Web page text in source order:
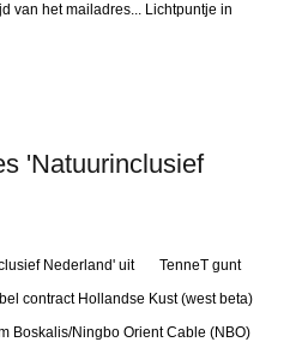
van het mailadres... Lichtpuntje in
'Natuurinclusief
Nederland' uit TenneT gunt
contract Hollandse Kust (west beta)
Boskalis/Ningbo Orient Cable (NBO)